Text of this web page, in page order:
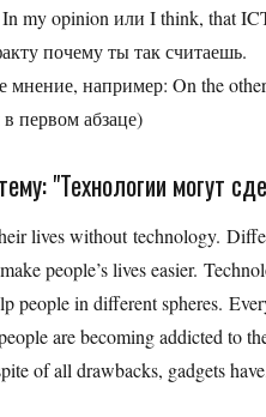
my opinion или I think, that
почему ты так считаешь.
например: On the
первом абзаце)
"Технологии могут
lives without technology.
people’s lives easier.
people in different spheres.
are becoming addicted to
of all drawbacks, gadgets